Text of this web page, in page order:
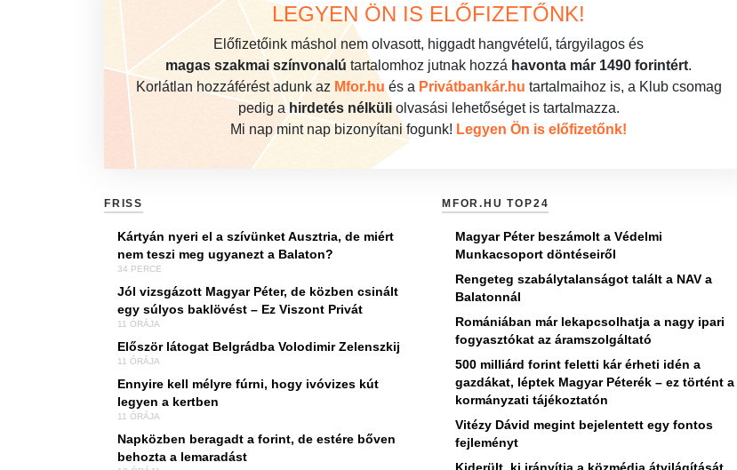
LEGYEN ÖN IS ELŐFIZETŐNK!
Előfizetőink máshol nem olvasott, higgadt hangvételű, tárgyilagos és
magas szakmai színvonalú tartalomhoz jutnak hozzá havonta már 1490 forintért.
Korlátlan hozzáférést adunk az Mfor.hués a Privátbankár.hu tartalmaihoz is, a Klub csomag
pedig ahirdetés nélküliolvasási lehetőséget is tartalmazza.
Mi nap mint nap bizonyítani fogunk! Legyen Ön is előfizetőnk!
FRISS
Kártyán nyeri el a szívünket Ausztria, de miért
nem teszi meg ugyanezt a Balaton?
34 PERCE
Jól vizsgázott Magyar Péter, de közben csinált
egy súlyos baklövést – Ez Viszont Privát
11 ÓRÁJA
Először látogat Belgrádba Volodimir Zelenszkij
11 ÓRÁJA
Ennyire kell mélyre fúrni, hogy ivóvizes kút
legyen a kertben
11 ÓRÁJA
Napközben beragadt a forint, de estére bőven
behozta a lemaradást
MFOR.HU TOP24
Magyar Péter beszámolt a Védelmi
Munkacsoport döntéseiről
Rengeteg szabálytalanságot talált a NAV a
Balatonnál
Romániában már lekapcsolhatja a nagy ipari
fogyasztókat az áramszolgáltató
500 milliárd forint feletti kár érheti idén a
gazdákat, léptek Magyar Péterék – ez történt a
kormányzati tájékoztatón
Vitézy Dávid megint bejelentett egy fontos
fejleményt